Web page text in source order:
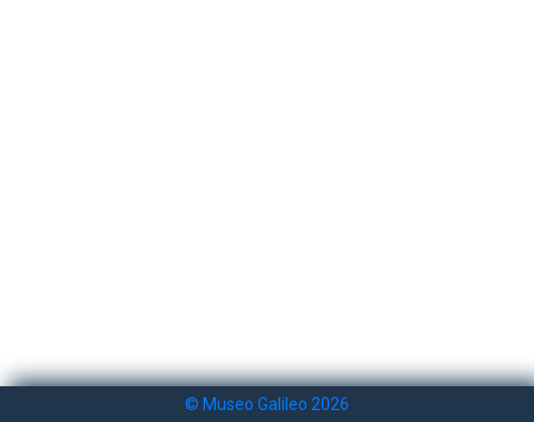
© Museo Galileo 2026